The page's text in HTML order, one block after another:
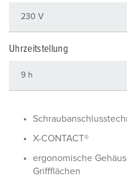
Uhrzeitstellung
X-CONTACT®
ergonomische
Griffflächen